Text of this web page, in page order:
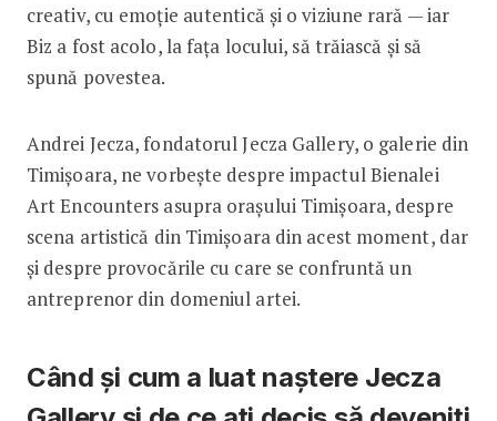
creativ, cu emoție autentică și o viziune rară — iar
Biz a fost acolo, la fața locului, să trăiască și să
spună povestea.
Andrei Jecza, fondatorul Jecza Gallery, o galerie din
Timișoara, ne vorbește despre impactul Bienalei
Art Encounters asupra orașului Timișoara, despre
scena artistică din Timișoara din acest moment, dar
și despre provocările cu care se confruntă un
antreprenor din domeniul artei.
Când și cum a luat naștere Jecza